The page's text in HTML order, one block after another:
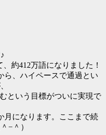
、約412万語になりました！
ら、ハイペースで通過とい
という目標がついに実現で
月になります。ここまで続
−＾）